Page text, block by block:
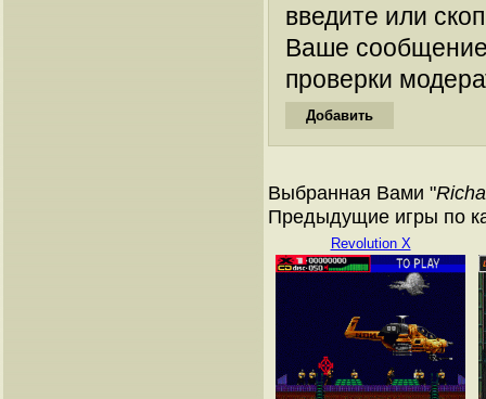
введите или
Ваше
проверки
Выбранная Вами "
Предыдущие игры по
Revolution X